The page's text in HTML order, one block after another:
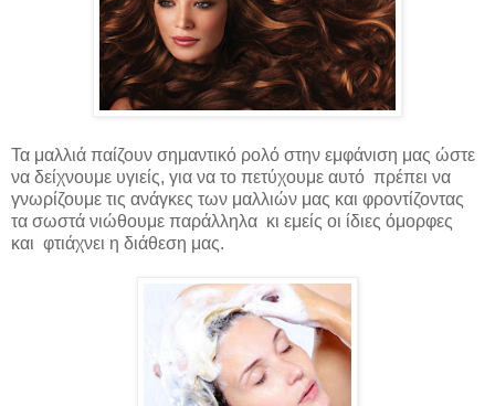
Τα μαλλιά παίζουν σημαντικό ρολό στην εμφάνιση μας ώστε
να δείχνουμε υγιείς, για να το πετύχουμε αυτό πρέπει να
γνωρίζουμε τις ανάγκες των μαλλιών μας και φροντίζοντας
τα σωστά νιώθουμε παράλληλα κι εμείς οι ίδιες όμορφες
και φτιάχνει η διάθεση μας.